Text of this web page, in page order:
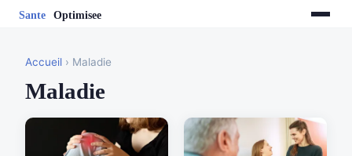
Accueil › Maladie
Maladie